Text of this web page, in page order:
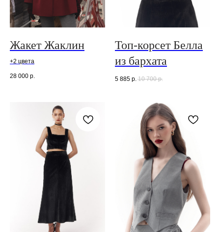
Жакет Жаклин
+2 цвета
28 000 р.
Топ-корсет Белла
из бархата
5 885 р. 10 700 р.